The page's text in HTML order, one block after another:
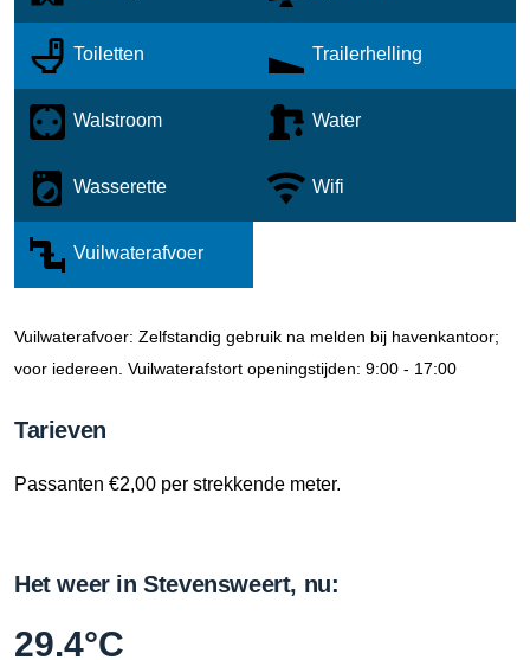
Toiletten Trailerhelling
Walstroom Water
Wasserette Wifi
Vuilwaterafvoer
Vuilwaterafvoer: Zelfstandig gebruik na melden bij havenkantoor;
voor iedereen. Vuilwaterafstort openingstijden: 9:00 - 17:00
Tarieven
Passanten €2,00 per strekkende meter.
Het weer in Stevensweert, nu:
29.4°C